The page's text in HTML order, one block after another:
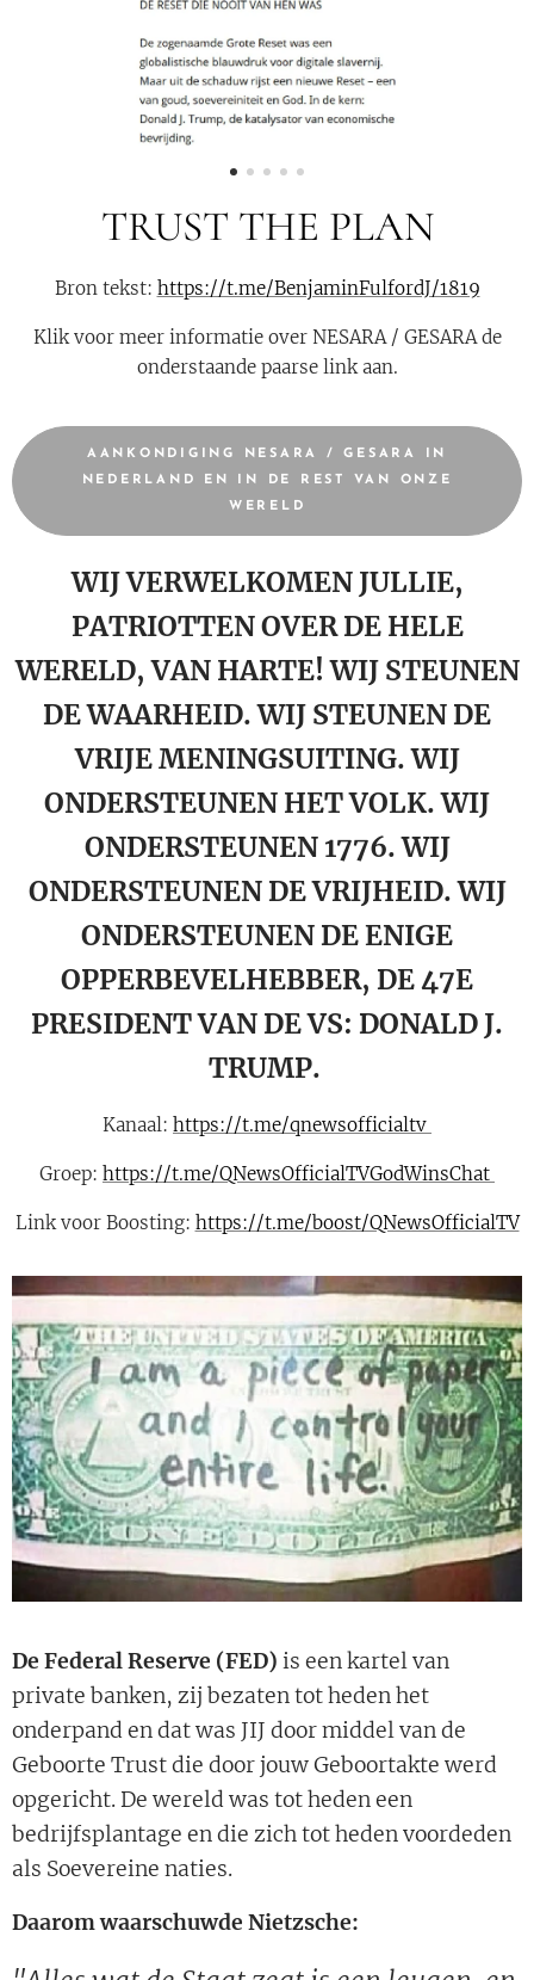
TRUST THE PLAN
Bron tekst: https://t.me/BenjaminFulfordJ/1819
Klik voor meer informatie over NESARA / GESARA de
onderstaande paarse link aan.
AANKONDIGING NESARA / GESARA IN
NEDERLAND EN IN DE REST VAN ONZE
WERELD
WIJ VERWELKOMEN JULLIE,
PATRIOTTEN OVER DE HELE
WERELD, VAN HARTE! WIJ STEUNEN
DE WAARHEID. WIJ STEUNEN DE
VRIJE MENINGSUITING. WIJ
ONDERSTEUNEN HET VOLK. WIJ
ONDERSTEUNEN 1776. WIJ
ONDERSTEUNEN DE VRIJHEID. WIJ
ONDERSTEUNEN DE ENIGE
OPPERBEVELHEBBER, DE 47E
PRESIDENT VAN DE VS: DONALD J.
TRUMP.
Kanaal: https://t.me/qnewsofficialtv
Groep: https://t.me/QNewsOfficialTVGodWinsChat
Link voor Boosting: https://t.me/boost/QNewsOfficialTV
De Federal Reserve (FED) is een kartel van
private banken, zij bezaten tot heden het
onderpand en dat was JIJ door middel van de
Geboorte Trust die door jouw Geboortakte werd
opgericht. De wereld was tot heden een
bedrijfsplantage en die zich tot heden voordeden
als Soevereine naties.
Daarom waarschuwde Nietzsche: